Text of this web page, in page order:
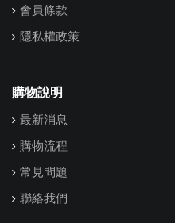
會員條款
隱私權政策
購物說明
最新消息
購物流程
常見問題
聯絡我們